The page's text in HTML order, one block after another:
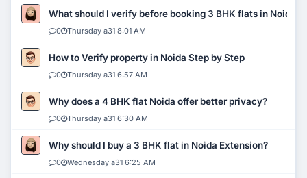
What should I verify before booking 3 BHK flats in Noida?
0 Thursday a31 8:01 AM
How to Verify property in Noida Step by Step
0 Thursday a31 6:57 AM
Why does a 4 BHK flat Noida offer better privacy?
0 Thursday a31 6:30 AM
Why should I buy a 3 BHK flat in Noida Extension?
0 Wednesday a31 6:25 AM